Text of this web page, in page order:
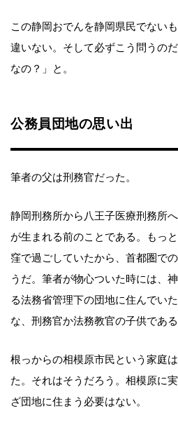
この静岡おでんを静岡県民でない
違いない。そして必ずこう問うの
なの？」と。
公務員団地の思い出
筆者の父は刑務官だった。
静岡刑務所から八王子医療刑務所
が生まれる前のことである。もっ
窪で過ごしていたから、首都圏で
うだ。筆者が物心ついた時には、
る法務省管理下の団地に住んでい
な、刑務官か法務教官の子供である
根っからの相模原市民という家庭
た。それはそうだろう。相模原に
ざ団地に住まう必要はない。